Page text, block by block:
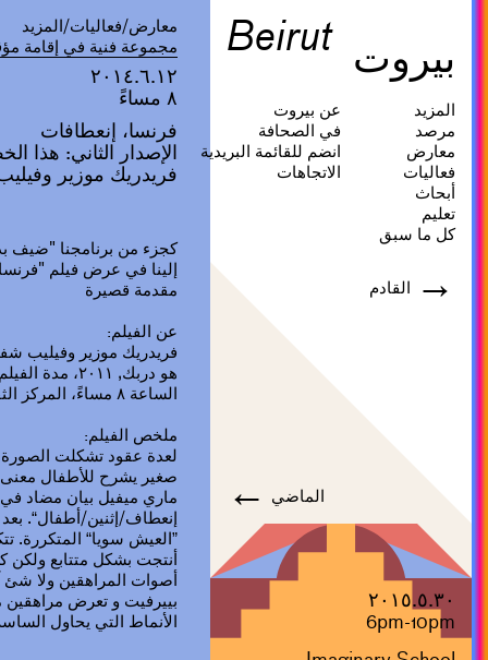
Beirut بيروت
المزيد
مرصد
معارض
فعاليات
أبحاث
تعليم
كل ما سبق
عن بيروت
في الصحافة
انضم للقائمة البريدية
الاتجاهات
معارض/فعاليات/المزيد
مجموعة فنية في إقامة
٢٠١٤.٦.١٢
٨ مساءً
فرنسا، إنعطافات
الإصدار الثاني: هذا
فريدريك موزير
كجزء من برنامجنا "ضيف
إلينا في عرض فيلم
مقدمة قصيرة
عن الفيلم:
فريدريك موزير وفيليب
هو دربك, ٢٠١١، مدة الفيلم ٥٣ دقيقة
الساعة ٨ مساءً، المركز الثقافي الفرنسي، المنيرة
ملخص الفيلم:
لعدة عقود تشكلت الصورة
صغير يشرح للأطفال
ماري ميفيل بيان مضاد
إنعطاف/إثنين/أطفال“.
”العيش سويا“ المتكررة.
أنتجت بشكل متتابع
أصوات المراهقين ولا شئ
بييرفيت و تعرض مراهقين
الأنماط التي يحاول
→ القادم
الماضي ←
٢٠١٥.٥.٣٠
6pm-10pm